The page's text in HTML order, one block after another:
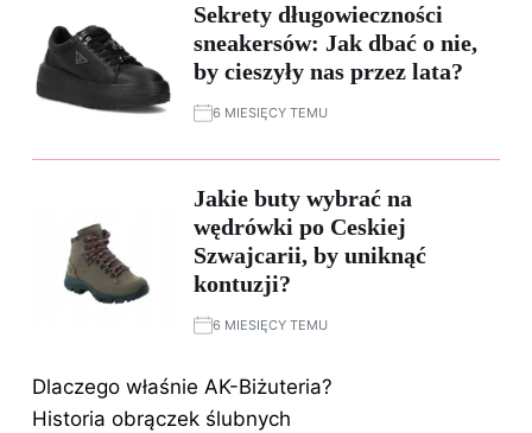
Sekrety długowieczności
sneakersów: Jak dbać o nie,
by cieszyły nas przez lata?
6 MIESIĘCY TEMU
Jakie buty wybrać na
wędrówki po Ceskiej
Szwajcarii, by uniknąć
kontuzji?
6 MIESIĘCY TEMU
Dlaczego właśnie AK-Biżuteria?
Historia obrączek ślubnych